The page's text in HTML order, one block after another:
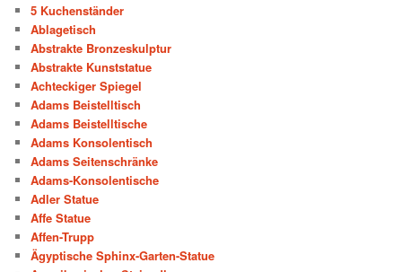
5 Kuchenständer
Ablagetisch
Abstrakte Bronzeskulptur
Abstrakte Kunststatue
Achteckiger Spiegel
Adams Beistelltisch
Adams Beistelltische
Adams Konsolentisch
Adams Seitenschränke
Adams-Konsolentische
Adler Statue
Affe Statue
Affen-Trupp
Ägyptische Sphinx-Garten-Statue